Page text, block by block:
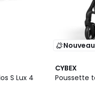
S Lux 4
Nouveau
CYBEX
Poussette